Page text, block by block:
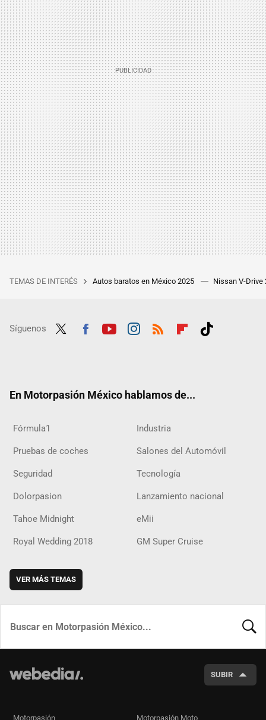
TEMAS DE INTERÉS Autos baratos en México 2025 Nissan V-Drive
Síguenos
En Motorpasión México hablamos de...
Fórmula1 Industria
Pruebas de coches Salones del Automóvil
Seguridad Tecnología
Dolorpasion Lanzamiento nacional
Tahoe Midnight eMii
Royal Wedding 2018 GM Super Cruise
VER MÁS TEMAS
SUBIR
Motorpasión Motorpasión Moto